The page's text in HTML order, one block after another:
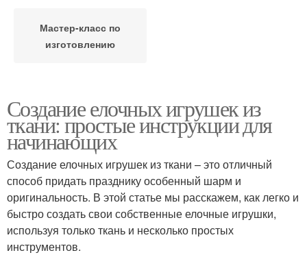
Мастер-класс по
изготовлению
Создание елочных игрушек из
ткани: простые инструкции для
начинающих
Создание елочных игрушек из ткани – это отличный
способ придать празднику особенный шарм и
оригинальность. В этой статье мы расскажем, как легко и
быстро создать свои собственные елочные игрушки,
используя только ткань и несколько простых
инструментов.